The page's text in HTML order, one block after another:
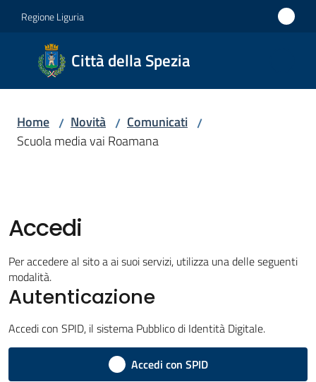
Vai al contenuto
Vai alla navigazione
Vai al footer
Regione Liguria
Città della Spezia
Città
della
Spezia
Medaglia
d'oro al
Medaglia
d'argento
Militare
Amministrazione
Home / Novità / Comunicati /
Scuola media vai Roamana
Accedi
Per accedere al sito a ai suoi servizi, utilizza una delle seguenti
modalità.
Autenticazione
Accedi con SPID, il sistema Pubblico di Identità Digitale.
Accedi con SPID